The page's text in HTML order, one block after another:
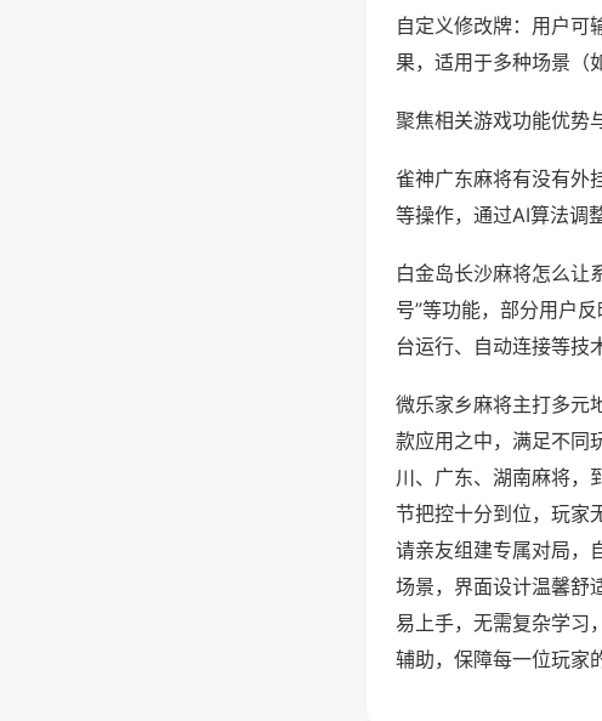
自定义修改牌：用户可
果，适用于多种场景（
聚焦相关游戏功能优势
雀神广东麻将有没有外
等操作，通过AI算法调
白金岛长沙麻将怎么让
号”等功能，部分用户
台运行、自动连接等技
微乐家乡麻将主打多元
款应用之中，满足不同
川、广东、湖南麻将，
节把控十分到位，玩家
请亲友组建专属对局，
场景，界面设计温馨舒
易上手，无需复杂学习
辅助，保障每一位玩家